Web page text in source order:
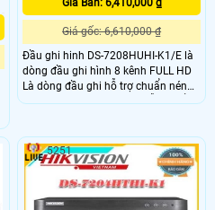
Giá gốc: 6,610,000 ₫
Đầu ghi hinh DS-7208HUHI-K1/E là
dòng đầu ghi hình 8 kênh FULL HD
Là dòng đầu ghi hỗ trợ chuẩn nén
hình ahr H.265/H.265+. Hỗ trợ cổng
5251